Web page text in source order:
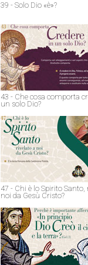
39 - Solo Dio «è»?
43 - Che cosa comporta
un solo Dio?
47 - Chi è lo Spirito Santo,
noi da Gesù Cristo?